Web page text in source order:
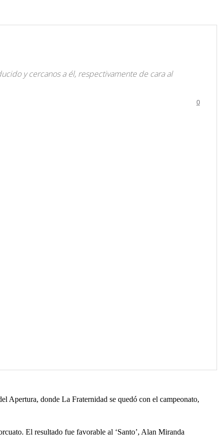
y cercanos a él, respectivamente de cara al
0
Apertura, donde La Fraternidad se quedó con el campeonato,
El resultado fue favorable al ‘Santo’, Alan Miranda